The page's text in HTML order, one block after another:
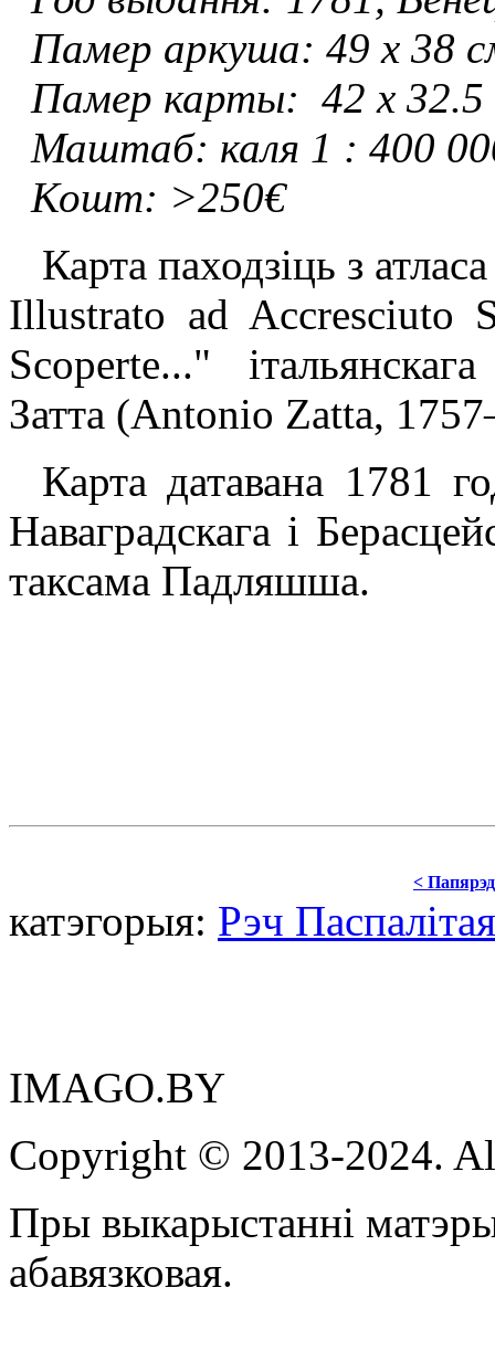
Памер аркуша: 49 х 38
Памер карты: 42 х 32.5
Маштаб: каля 1 : 400
Кошт: >250€
Карта паходзіць з
Illustrato ad Accresciuto
Scoperte..."
Затта (Antonio Zatta,
Карта датавана 1781
Наваградскага і
таксама Падляшша.
<
катэгорыя: Рэч Паспалітая
IMAGO.BY
Copyright © 2013-2024.
Пры выкарыстанні
абавязковая.